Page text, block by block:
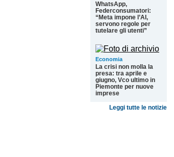
WhatsApp,
Federconsumatori:
“Meta impone l’AI,
servono regole per
tutelare gli utenti”
Economia
La crisi non molla la
presa: tra aprile e
giugno, Vco ultimo in
Piemonte per nuove
imprese
Leggi tutte le notizie